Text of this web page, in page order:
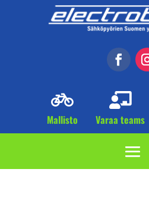

Mallisto

Varaa teams